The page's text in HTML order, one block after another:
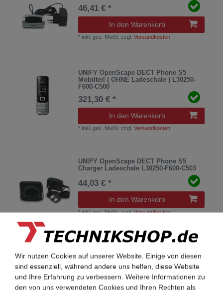
46,41 € *
In den Warenkorb
* inkl. ges. MwSt. zzgl.Versandkosten
UNIFY OpenScape DECT Phone S5
Mobilteil ( OHNE Ladeschale ) L30250-
F600-C500
321,30 € *
In den Warenkorb
* inkl. ges. MwSt. zzgl.Versandkosten
UNIFY OpenScape DECT Phone S5
Charger Ladeschale L30250-F600-C503
44,03 € *
In den Warenkorb
*inkl. ges. MwSt.zzgl.Versandkosten
Mobilteil OHNE Ladeschale L30250-F600-
C400
345,10 € *
In den Warenkorb
Wir nutzen Cookies auf unserer Website. Einige von diesen
sind essenziell, während andere uns helfen, diese Website
und Ihre Erfahrung zu verbessern. Weitere Informationen zu
den von uns verwendeten Cookies und Ihren Rechten als